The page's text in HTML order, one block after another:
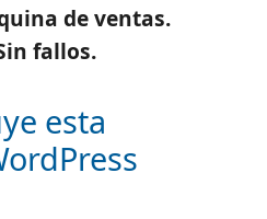
de ventas.
fallos.
esta